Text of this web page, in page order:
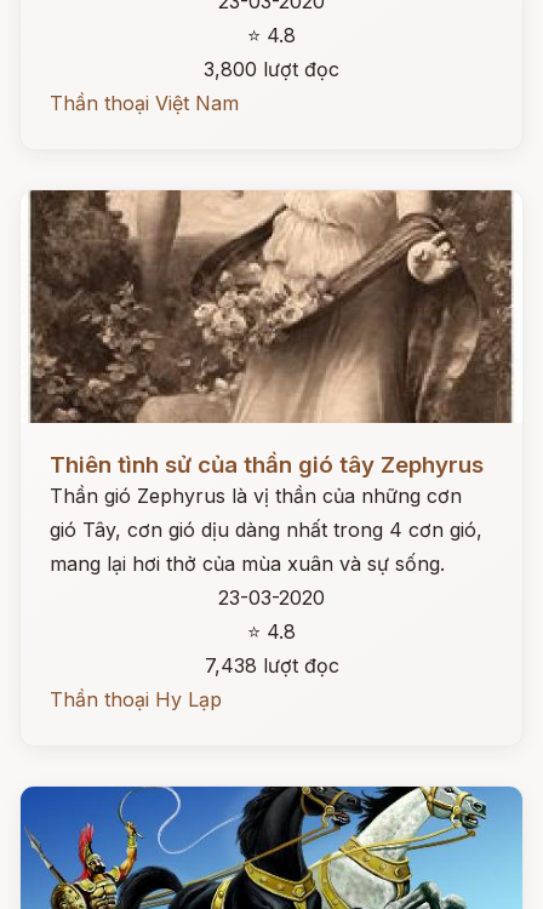
⭐ 4.8
3,800 lượt đọc
Thần thoại Việt Nam
Thiên tình sử của thần gió tây Zephyrus
Thần gió Zephyrus là vị thần của những cơn
gió Tây, cơn gió dịu dàng nhất trong 4 cơn gió,
mang lại hơi thở của mùa xuân và sự sống.
23-03-2020
⭐ 4.8
7,438 lượt đọc
Thần thoại Hy Lạp